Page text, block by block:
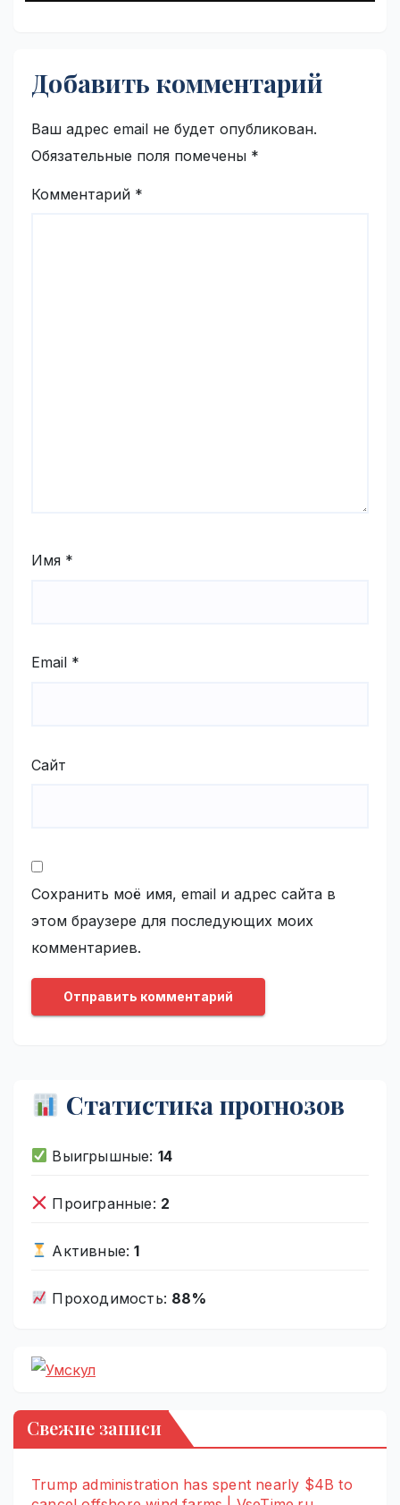
Добавить комментарий
Ваш адрес email не будет опубликован.
Обязательные поля помечены *
Комментарий *
Имя *
Email *
Сайт
Сохранить моё имя, email и адрес сайта в
этом браузере для последующих моих
комментариев.
Статистика прогнозов
Выигрышные: 14
Проигранные: 2
Активные:1
Проходимость: 88%
Свежие записи
Trump administration has spent nearly $4B to